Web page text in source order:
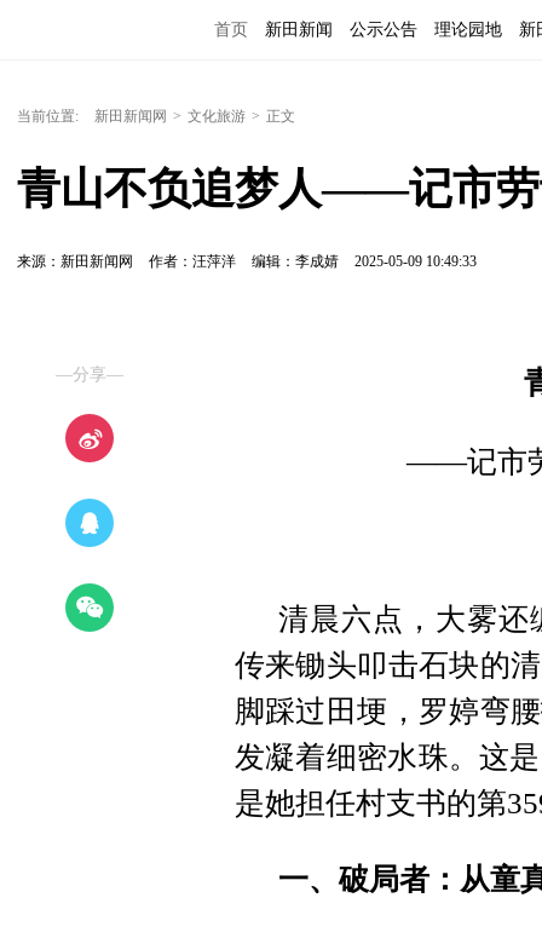
首页 新田新闻 公示公告 理论园地 新
当前位置: 新田新闻网 > 文化旅游 > 正文
青山不负追梦人——记市劳
来源：新田新闻网 作者：汪萍洋 编辑：李成婧 2025-05-09 10:49:33
—分享—
——记市
清晨六点，大雾还
传来锄头叩击石块的
脚踩过田埂，罗婷弯
发凝着细密水珠。这
是她担任村支书的第
一、破局者：从童